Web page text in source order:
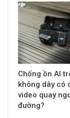
Chống ồn AI
không dây có
video quay
đường?